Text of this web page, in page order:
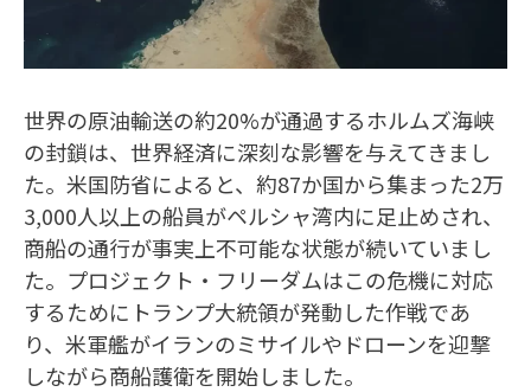
世界の原油輸送の約20%が通過するホルムズ海峡
の封鎖は、世界経済に深刻な影響を与えてきまし
た。米国防省によると、約87か国から集まった2万
3,000人以上の船員がペルシャ湾内に足止めされ、
商船の通行が事実上不可能な状態が続いていまし
た。プロジェクト・フリーダムはこの危機に対応
するためにトランプ大統領が発動した作戦であ
り、米軍艦がイランのミサイルやドローンを迎撃
しながら商船護衛を開始しました。